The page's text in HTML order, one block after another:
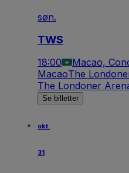
søn.
TWS
18:00
Macao,
MacaoThe
The Londoner
Se billetter
okt.
31